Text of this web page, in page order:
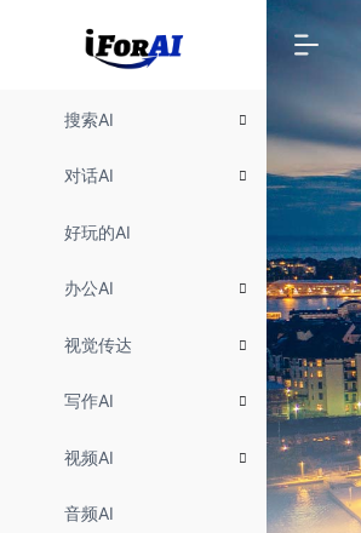
搜索AI
对话AI
好玩的AI
办公AI
视觉传达
写作AI
视频AI
音频AI